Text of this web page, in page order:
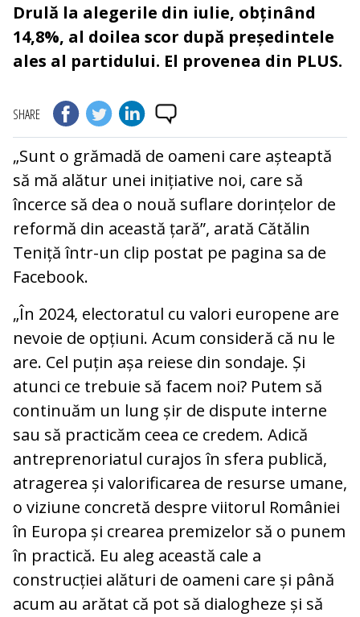
Drulă la alegerile din iulie, obținând
14,8%, al doilea scor după președintele
ales al partidului. El provenea din PLUS.
SHARE
„Sunt o grămadă de oameni care așteaptă
să mă alătur unei inițiative noi, care să
încerce să dea o nouă suflare dorințelor de
reformă din această țară”, arată Cătălin
Teniță într-un clip postat pe pagina sa de
Facebook.
„În 2024, electoratul cu valori europene are
nevoie de opțiuni. Acum consideră că nu le
are. Cel puțin așa reiese din sondaje. Și
atunci ce trebuie să facem noi? Putem să
continuăm un lung șir de dispute interne
sau să practicăm ceea ce credem. Adică
antreprenoriatul curajos în sfera publică,
atragerea și valorificarea de resurse umane,
o viziune concretă despre viitorul României
în Europa și crearea premizelor să o punem
în practică. Eu aleg această cale a
construcției alături de oameni care și până
acum au arătat că pot să dialogheze și să